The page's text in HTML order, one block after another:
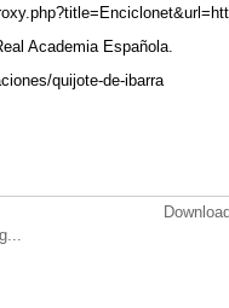
Academia Española.
quijote-de-ibarra